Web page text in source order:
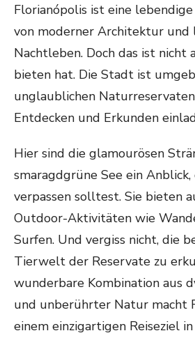
Florianópolis ist eine
von moderner Architektur und
Nachtleben. Doch das ist nicht
bieten hat. Die Stadt ist
unglaublichen
Entdecken und Erkunden
Hier sind die glamourösen
smaragdgrüne See ein
verpassen solltest. Sie bieten
Outdoor-Aktivitäten wie
Surfen. Und vergiss nicht, die
Tierwelt der Reservate zu
wunderbare Kombination aus
und unberührter Natur macht
einem einzigartigen Reiseziel